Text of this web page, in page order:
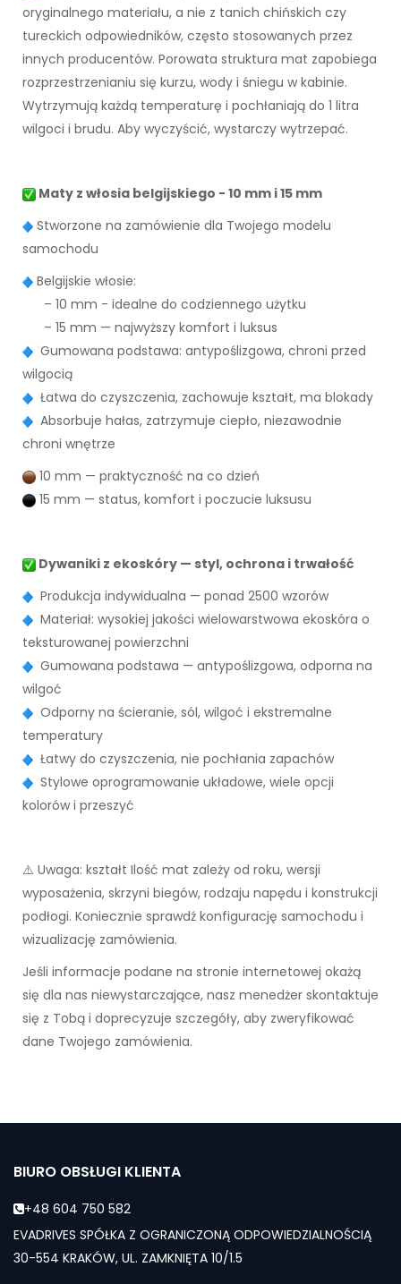
oryginalnego materiału, a nie z tanich chińskich czy
tureckich odpowiedników, często stosowanych przez
innych producentów. Porowata struktura mat zapobiega
rozprzestrzenianiu się kurzu, wody i śniegu w kabinie.
Wytrzymują każdą temperaturę i pochłaniają do 1 litra
wilgoci i brudu. Aby wyczyścić, wystarczy wytrzepać.
Maty z włosia belgijskiego - 10 mm i 15 mm
Stworzone na zamówienie dla Twojego modelu
samochodu
Belgijskie włosie:
– 10 mm - idealne do codziennego użytku
– 15 mm — najwyższy komfort i luksus
Gumowana podstawa: antypoślizgowa, chroni przed
wilgocią
Łatwa do czyszczenia, zachowuje kształt, ma blokady
Absorbuje hałas, zatrzymuje ciepło, niezawodnie
chroni wnętrze
10 mm — praktyczność na co dzień
15 mm — status, komfort i poczucie luksusu
Dywaniki z ekoskóry — styl, ochrona i trwałość
Produkcja indywidualna — ponad 2500 wzorów
Materiał: wysokiej jakości wielowarstwowa ekoskóra o
teksturowanej powierzchni
Gumowana podstawa — antypoślizgowa, odporna na
wilgoć
Odporny na ścieranie, sól, wilgoć i ekstremalne
temperatury
Łatwy do czyszczenia, nie pochłania zapachów
Stylowe oprogramowanie układowe, wiele opcji
kolorów i przeszyć
⚠️ Uwaga: kształt Ilość mat zależy od roku, wersji
wyposażenia, skrzyni biegów, rodzaju napędu i konstrukcji
podłogi. Koniecznie sprawdź konfigurację samochodu i
wizualizację zamówienia.
Jeśli informacje podane na stronie internetowej okażą
się dla nas niewystarczające, nasz menedżer skontaktuje
się z Tobą i doprecyzuje szczegóły, aby zweryfikować
dane Twojego zamówienia.
BIURO OBSŁUGI KLIENTA
+48 604 750 582
EVADRIVES SPÓŁKA Z OGRANICZONĄ ODPOWIEDZIALNOŚCIĄ
30-554 KRAKÓW, UL. ZAMKNIĘTA 10/1.5